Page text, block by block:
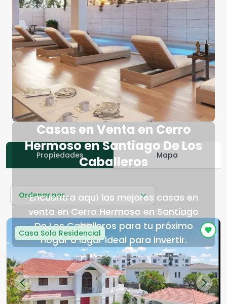
Casas en Venta en Cerro
Hermoso en Santiago De Los
Caballeros
Encuentra aquí las mejores casas en
venta en Cerro Hermoso en Santiago
De Los Caballeros para tu próximo
hogar o lugar ideal para invertir.
Propiedades Mapa
Ordenar por...
Casa Sola Residencial